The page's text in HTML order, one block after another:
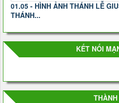
01.05 - HÌNH ẢNH THÁNH LỄ
THÁNH...
KẾT NỐI
THÀNH